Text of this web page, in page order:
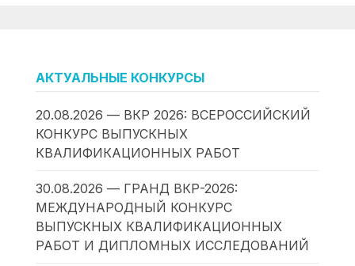
АКТУАЛЬНЫЕ КОНКУРСЫ
20.08.2026 — ВКР 2026: ВСЕРОССИЙСКИЙ
КОНКУРС ВЫПУСКНЫХ
КВАЛИФИКАЦИОННЫХ РАБОТ
30.08.2026 — ГРАНД ВКР-2026:
МЕЖДУНАРОДНЫЙ КОНКУРС
ВЫПУСКНЫХ КВАЛИФИКАЦИОННЫХ
РАБОТ И ДИПЛОМНЫХ ИССЛЕДОВАНИЙ